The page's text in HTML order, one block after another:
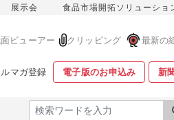
展示会 食品市場開拓ソリューショ
ビューアー クリッピング 最新の
ルマガ登録 電子版のお申込み 新